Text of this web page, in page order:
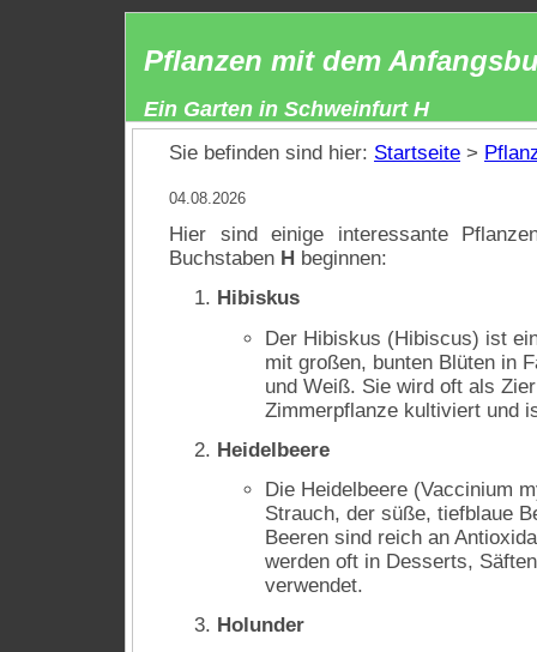
Pflanzen mit dem
Ein Garten in Schweinfurt H
Sie befinden sind hier: Startseite >
04.08.2026
Hier sind einige interessante
Buchstaben H beginnen:
Hibiskus
Der Hibiskus (Hibiscus) ist
mit großen, bunten Blüten in
und Weiß. Sie wird oft als
Zimmerpflanze kultiviert und
Heidelbeere
Die Heidelbeere (Vaccinium
Strauch, der süße, tiefblaue
Beeren sind reich an
werden oft in Desserts,
verwendet.
Holunder